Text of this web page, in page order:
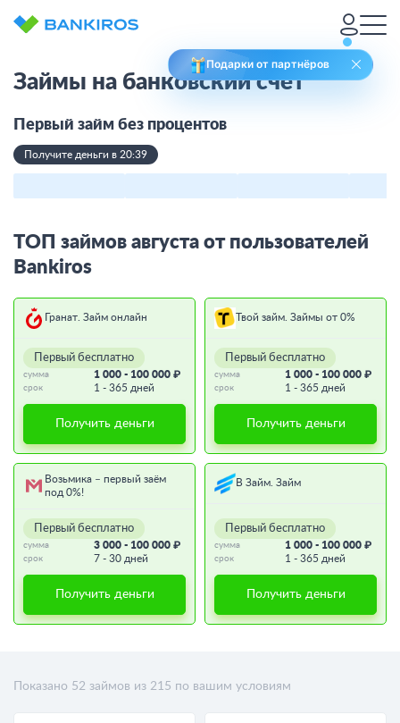
Подарки от партнёров
Займы на банковский счет
Первый займ без процентов
Получите деньги в 20:39
ТОП займов августа от пользователей
Bankiros
Гранат. Займ онлайн
Первый бесплатно
сумма 1 000 - 100 000 ₽
срок 1 - 365 дней
Получить деньги
Твой займ. Займы от 0%
Первый бесплатно
сумма 1 000 - 100 000 ₽
срок 1 - 365 дней
Получить деньги
Возьмика – первый заём
под 0%!
Первый бесплатно
сумма 3 000 - 100 000 ₽
срок 7 - 30 дней
Получить деньги
В Займ. Займ
Первый бесплатно
сумма 1 000 - 100 000 ₽
срок 1 - 365 дней
Получить деньги
Показано 52 займов из 215 по вашим условиям